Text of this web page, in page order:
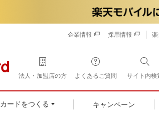
企業情報 採用情報 楽
法人・加盟店の方 よくあるご質問 サイト内検
カードをつくる キャンペーン